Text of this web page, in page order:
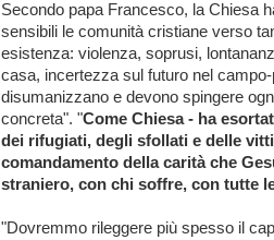
Secondo papa Francesco, la Chiesa
sensibili le comunità cristiane verso
esistenza: violenza, soprusi,
casa, incertezza sul futuro nel
disumanizzano e devono spingere
concreta". "Come Chiesa - ha
dei rifugiati, degli sfollati e delle
comandamento della carità che
straniero, con chi soffre, con tutte
"Dovremmo rileggere più spesso il